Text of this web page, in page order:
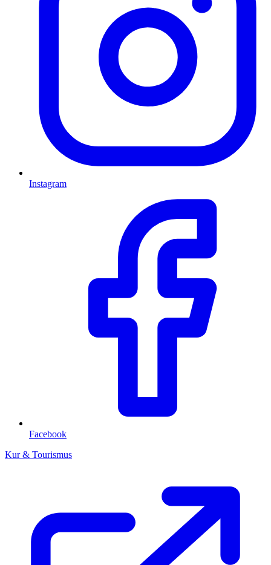
Instagram
Facebook
Kur & Tourismus